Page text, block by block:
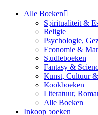
Alle Boeken
Spiritualiteit &
Religie
Psychologie,
Economie &
Studieboeken
Fantasy &
Kunst, Cultuur
Kookboeken
Literatuur,
Alle Boeken
Inkoop boeken